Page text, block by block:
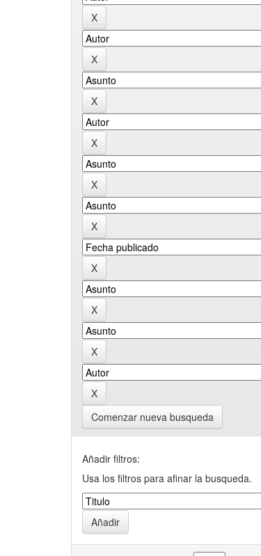
Comenzar nueva busqueda
Añadir filtros:
Usa los filtros para afinar la busqueda.